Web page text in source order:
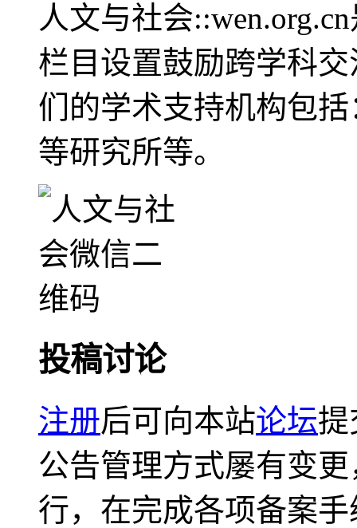
人文与社会
栏目设置鼓励跨学科
们的学术支持机构包
等研究所等。
投稿讨论
注册后可向本站论坛提
公告管理方式屡有变
行，在完成各项备案